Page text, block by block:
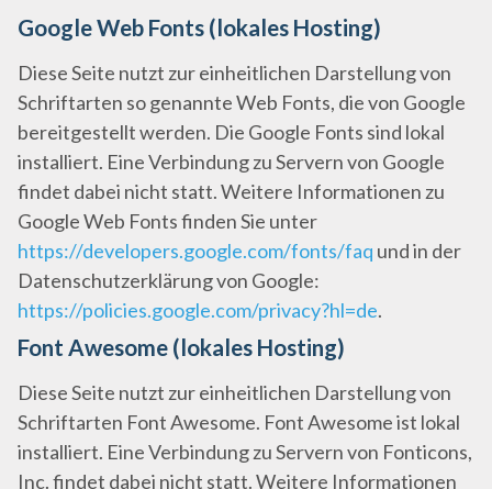
Google Web Fonts (lokales Hosting)
Diese Seite nutzt zur einheitlichen Darstellung von
Schriftarten so genannte Web Fonts, die von Google
bereitgestellt werden. Die Google Fonts sind lokal
installiert. Eine Verbindung zu Servern von Google
findet dabei nicht statt. Weitere Informationen zu
Google Web Fonts finden Sie unter
https://developers.google.com/fonts/faq und in der
Datenschutzerklärung von Google:
https://policies.google.com/privacy?hl=de.
Font Awesome (lokales Hosting)
Diese Seite nutzt zur einheitlichen Darstellung von
Schriftarten Font Awesome. Font Awesome ist lokal
installiert. Eine Verbindung zu Servern von Fonticons,
Inc. findet dabei nicht statt. Weitere Informationen